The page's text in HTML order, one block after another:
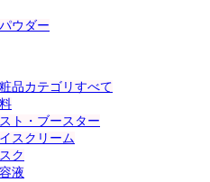
ウダー
品カテゴリすべて
ト・ブースター
スクリーム
ク
液